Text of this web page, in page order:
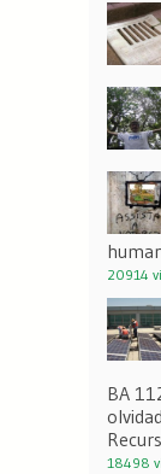
20914
BA
18498